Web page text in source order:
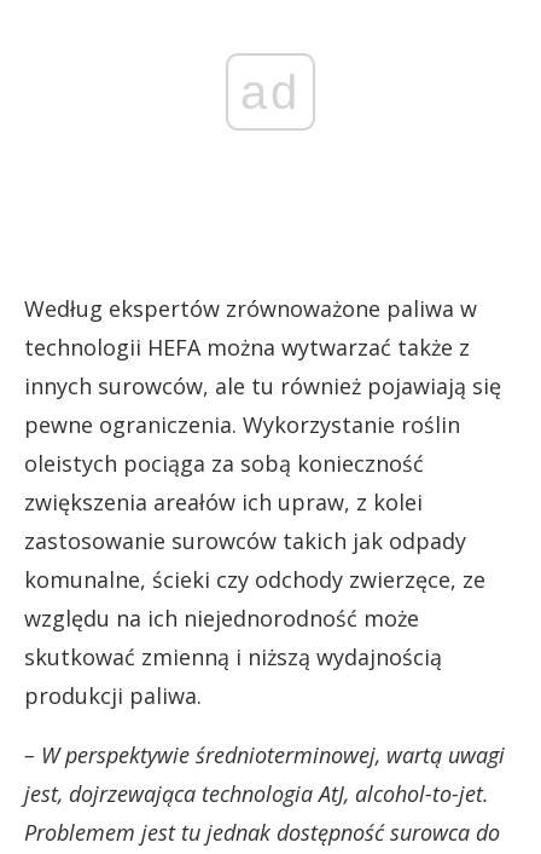
ad
Według ekspertów zrównoważone paliwa w
technologii HEFA można wytwarzać także z
innych surowców, ale tu również pojawiają się
pewne ograniczenia. Wykorzystanie roślin
oleistych pociąga za sobą konieczność
zwiększenia areałów ich upraw, z kolei
zastosowanie surowców takich jak odpady
komunalne, ścieki czy odchody zwierzęce, ze
względu na ich niejednorodność może
skutkować zmienną i niższą wydajnością
produkcji paliwa.
– W perspektywie średnioterminowej, wartą uwagi
jest, dojrzewająca technologia AtJ, alcohol-to-jet.
Problemem jest tu jednak dostępność surowca do